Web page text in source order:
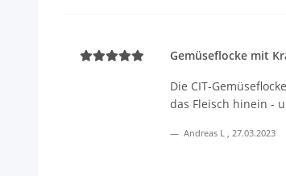
Gemüseflocke mit
Die CIT-
das Fleisch hinein -
Andreas L , 27.03.2023